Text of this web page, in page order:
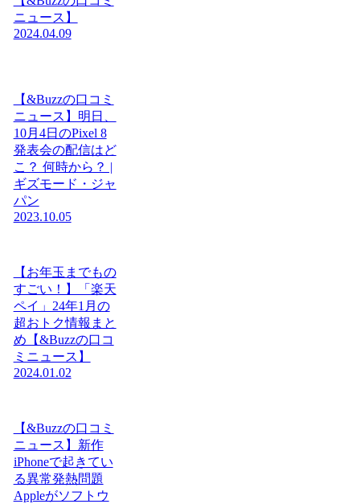
ニュース】
2024.04.09
【&Buzzの口コミ
ニュース】明日、
10月4日のPixel 8
発表会の配信はど
こ？ 何時から？ |
ギズモード・ジャ
パン
2023.10.05
【お年玉までもの
すごい！】「楽天
ペイ」24年1月の
超おトク情報まと
め【&Buzzの口コ
ミニュース】
2024.01.02
【&Buzzの口コミ
ニュース】新作
iPhoneで起きてい
る異常発熱問題
Appleがソフトウ